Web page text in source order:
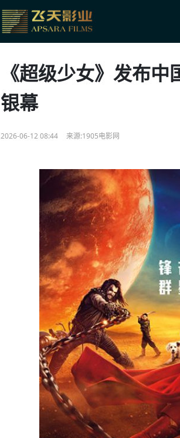
《超级少女》发布
银幕
2026-06-12 08:44 来源:1905电影网